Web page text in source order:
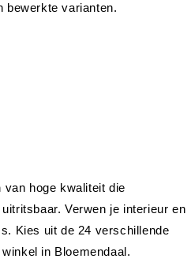
bewerkte varianten.
van hoge kwaliteit die
Verwen je interieur en
Kies uit de 24 verschillende
in Bloemendaal.